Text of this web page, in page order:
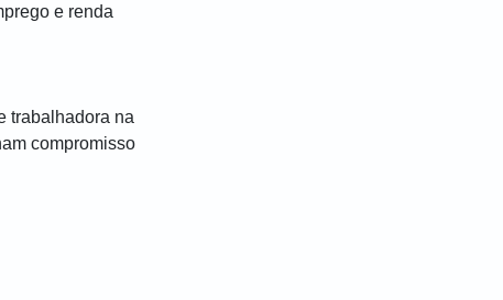
e renda
trabalhadora na
compromisso